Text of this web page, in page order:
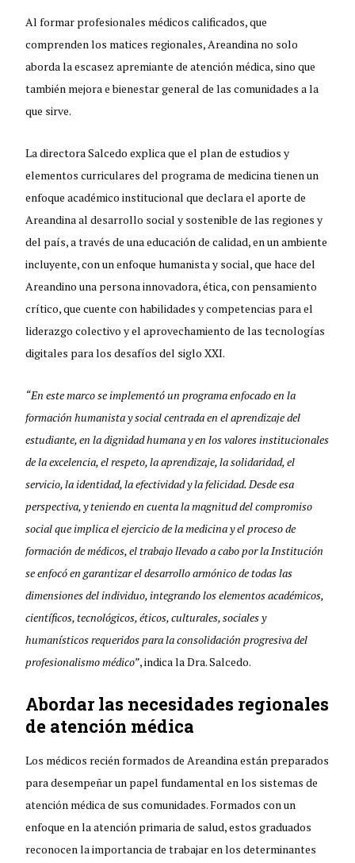
Al formar profesionales médicos calificados, que
comprenden los matices regionales, Areandina no solo
aborda la escasez apremiante de atención médica, sino que
también mejora e bienestar general de las comunidades a la
que sirve.
La directora Salcedo explica que el plan de estudios y
elementos curriculares del programa de medicina tienen un
enfoque académico institucional que declara el aporte de
Areandina al desarrollo social y sostenible de las regiones y
del país, a través de una educación de calidad, en un ambiente
incluyente, con un enfoque humanista y social, que hace del
Areandino una persona innovadora, ética, con pensamiento
crítico, que cuente con habilidades y competencias para el
liderazgo colectivo y el aprovechamiento de las tecnologías
digitales para los desafíos del siglo XXI.
“En este marco se implementó un programa enfocado en la
formación humanista y social centrada en el aprendizaje del
estudiante, en la dignidad humana y en los valores institucionales
de la excelencia, el respeto, la aprendizaje, la solidaridad, el
servicio, la identidad, la efectividad y la felicidad. Desde esa
perspectiva, y teniendo en cuenta la magnitud del compromiso
social que implica el ejercicio de la medicina y el proceso de
formación de médicos, el trabajo llevado a cabo por la Institución
se enfocó en garantizar el desarrollo armónico de todas las
dimensiones del individuo, integrando los elementos académicos,
científicos, tecnológicos, éticos, culturales, sociales y
humanísticos requeridos para la consolidación progresiva del
profesionalismo médico”, indica la Dra. Salcedo.
Abordar las necesidades regionales
de atención médica
Los médicos recién formados de Areandina están preparados
para desempeñar un papel fundamental en los sistemas de
atención médica de sus comunidades. Formados con un
enfoque en la atención primaria de salud, estos graduados
reconocen la importancia de trabajar en los determinantes